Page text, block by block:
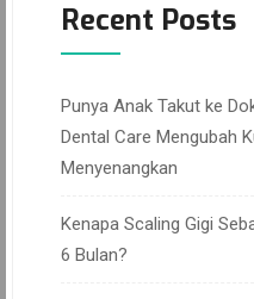
Recent Posts
Punya Anak Takut ke
Dental Care Mengubah
Menyenangkan
Kenapa Scaling Gigi
6 Bulan?